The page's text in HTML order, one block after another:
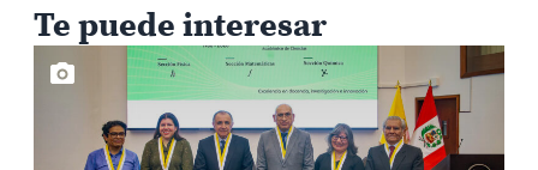
Te puede interesar